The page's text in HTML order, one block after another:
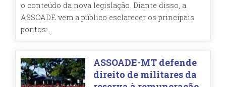
o conteúdo da nova legislação. Diante disso, a
ASSOADE vem a público esclarecer os principais
pontos:...
ASSOADE-MT defende
direito de militares da